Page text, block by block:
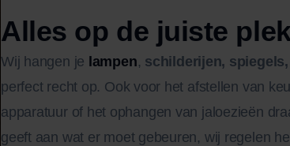
Alles op de juiste plek
Wij hangen je lampen, schilderijen,
perfect recht op. Ook voor het afstellen van
apparatuur of het ophangen van jaloezieën
geeft aan wat er moet gebeuren, wij regelen